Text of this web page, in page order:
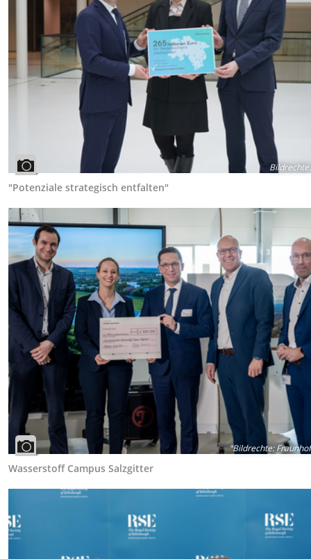
Bildrechte:
"Potenziale strategisch entfalten"
Bildrechte:
Wasserstoff Campus Salzgitter